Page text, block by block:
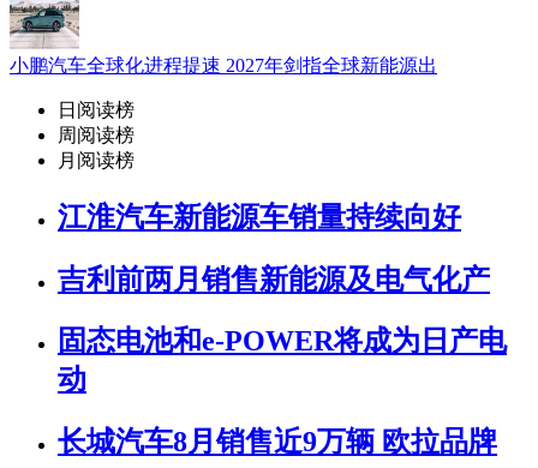
小鹏汽车全球化进程提速 2027年剑指全球新能源出
日阅读榜
周阅读榜
月阅读榜
江淮汽车新能源车销量持续向好
吉利前两月销售新能源及电气化产
固态电池和e-POWER将成为日产电
动
长城汽车8月销售近9万辆 欧拉品牌